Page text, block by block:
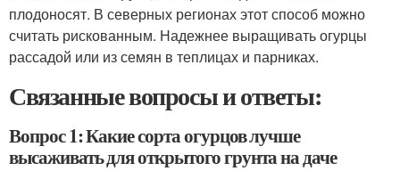
плодоносят. В северных регионах этот способ можно
считать рискованным. Надежнее выращивать огурцы
рассадой или из семян в теплицах и парниках.
Связанные вопросы и ответы:
Вопрос 1: Какие сорта огурцов лучше
высаживать для открытого грунта на даче